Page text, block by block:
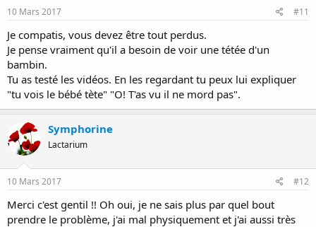
10 Mars 2017 #11
Je compatis, vous devez être tout perdus.
Je pense vraiment qu'il a besoin de voir une tétée d'un
bambin.
Tu as testé les vidéos. En les regardant tu peux lui expliquer
"tu vois le bébé tète" "O! T'as vu il ne mord pas".
Symphorine
Lactarium
10 Mars 2017 #12
Merci c'est gentil !! Oh oui, je ne sais plus par quel bout
prendre le problème, j'ai mal physiquement et j'ai aussi très